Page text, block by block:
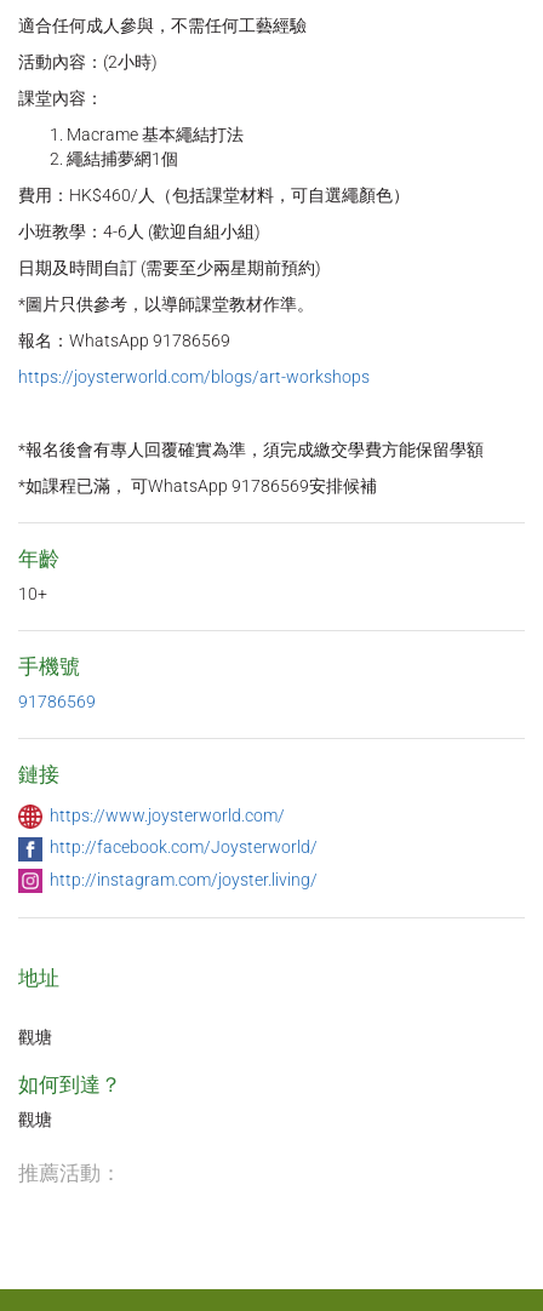
適合任何成人參與，不需任何工藝經驗
活動內容：(2小時)
課堂內容：
Macrame 基本繩結打法
繩結捕夢網1個
費用：HK$460/人（包括課堂材料，可自選繩顏色）
小班教學：4-6人 (歡迎自組小組)
日期及時間自訂 (需要至少兩星期前預約)
*圖片只供參考，以導師課堂教材作準。
報名：WhatsApp 91786569
https://joysterworld.com/blogs/art-workshops
*報名後會有專人回覆確實為準，須完成繳交學費方能保留學額
*如課程已滿， 可WhatsApp 91786569安排候補
年齡
10+
手機號
91786569
鏈接
https://www.joysterworld.com/
http://facebook.com/Joysterworld/
http://instagram.com/joyster.living/
地址
觀塘
如何到達？
觀塘
推薦活動：